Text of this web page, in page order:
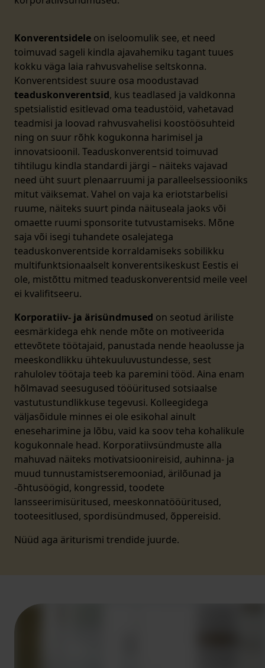
Konverentsidele on iseloomulik see, et need
toimuvad sageli kindla ajavahemiku tagant tuues
kokku väga laia rahvusvahelise seltskonna.
Konverentsidest suure osa moodustavad
teaduskonverentsid, kus teadlased ja valdkonna
spetsialistid esitlevad oma teadustöid, vahetavad
teadmisi ja loovad rahvusvahelisi koostöösuhteid
ning on suur rõhk kogukonna harimisel ja
innovatsioonil. Teaduskonverentsid toimuvad
tihtilugu kindla standardi järgi – näiteks vajavad
need üht suurt plenaarruumi ja paralleelsessiooniks
mitut väiksemat. Vahel on vaja ka eriotstarbelisi
ruume, näiteks suurt pinda näituseala jaoks või
omaette ruumi sponsorite tutvustamiseks. Mõne
saja või isegi tuhandete osalejatega
teaduskonverentside korraldamiseks sobilikku
multifunktsionaalselt konverentsikeskust Eestis ei
ole, mistõttu mitmed teaduskonverentsid meile veel
ei kvalifitseeru.
Korporatiiv- ja ärisündmused on seotud äriliste
eesmärkidega ehk nende mõte on motiveerida
ettevõtete töötajaid, panustada nende heaolusse ja
meeskondlikku ühtekuuluvustundesse, sest
rahulolev töötaja teeb ka paremini tööd. Aina enam
hõlmavad seesugused tööüritused sotsiaalse
vastutustundlikkuse tegevusi. Kolleegidega
väljasõidule minnes ei ole esikohal ainult
eneseharimine ja lõbu, vaid ka soov teha kohalikule
kogukonnale head. Korporatiivsündmuste alla
mahuvad näiteks motivatsioonireisid, auhinna- ja
muud tunnustamistseremooniad, ärilõunad ja
-õhtusöögid, kongressid, toodete
lansseerimisüritused, meeskonnatööüritused,
tooteesitlused, spordisündmused, õppereisid.
Nüüd aga äriturismi trendide juurde.